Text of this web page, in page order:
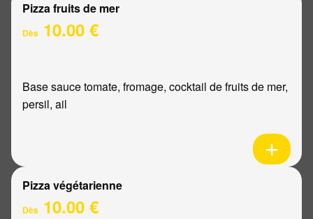
Pizza fruits de mer
Dès 10.00 €
Base sauce tomate, fromage, cocktail de fruits de mer,
persil, ail
Pizza végétarienne
Dès 10.00 €